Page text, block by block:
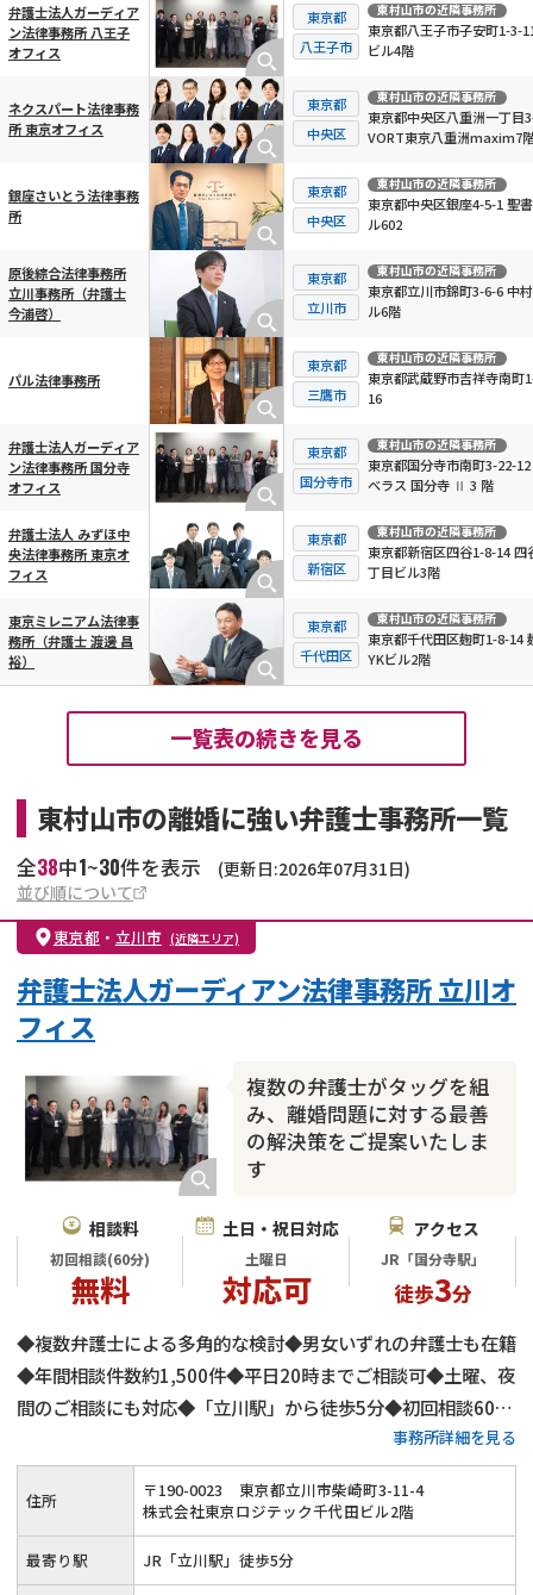
弁護士法人ガーディア
ン法律事務所 八王子
オフィス
東京都
八王子市
東村山市の近隣事務所
東京都八王子市子安町1-3-
ビル4階
ネクスパート法律事務
所 東京オフィス
東京都
中央区
東村山市の近隣事務所
東京都中央区八重洲一丁目
VORT東京八重洲maxim7
銀座さいとう法律事務
所
東京都
中央区
東村山市の近隣事務所
東京都中央区銀座4-5-1 聖
ル602
原後綜合法律事務所
立川事務所（弁護士
今浦啓）
東京都
立川市
東村山市の近隣事務所
東京都立川市錦町3-6-6 中
ル6階
パル法律事務所
東京都
三鷹市
東村山市の近隣事務所
東京都武蔵野市吉祥寺南町
16
弁護士法人ガーディア
ン法律事務所 国分寺
オフィス
東京都
国分寺市
東村山市の近隣事務所
東京都国分寺市南町3-22-
ベラス 国分寺 Ⅱ 3 階
弁護士法人 みずほ中
央法律事務所 東京オ
フィス
東京都
新宿区
東村山市の近隣事務所
東京都新宿区四谷1-8-14 四
丁目ビル3階
東京ミレニアム法律事
務所（弁護士 渡邊 昌
裕）
東京都
千代田区
東村山市の近隣事務所
東京都千代田区麹町1-8-14
YKビル2階
一覧表の続きを見る
東村山市の離婚に強い弁護士事務所一覧
全38中1~30件を表示
(更新日:2026年07月31日)
並び順について
東京都 ・ 立川市 (近隣エリア)
複数の弁護士がタッグを組
み、離婚問題に対する最善
の解決策をご提案いたしま
す
弁護士法人ガーディアン法律事務所 立川オ
フィス
相談料
初回相談(60分)
無料
土日・祝日対応
土曜日
対応可
アクセス
JR「国分寺駅」
徒歩3分
◆複数弁護士による多角的な検討◆男女いずれの弁護士も在籍
◆年間相談件数約1,500件◆平日20時までご相談可◆土曜、夜
間のご相談にも対応◆「立川駅」から徒歩5分◆初回相談60分
無料◆弁護士費用は分割払いも可◆養育費・財産分与・慰謝料
請求も安心◆代理交渉にもご対応
事務所詳細を見る
住所 〒190-0023
東京都立川市柴崎町3-11-4
株式会社東京ロジテック千代田ビル2階
最寄り駅 JR「立川駅」徒歩5分